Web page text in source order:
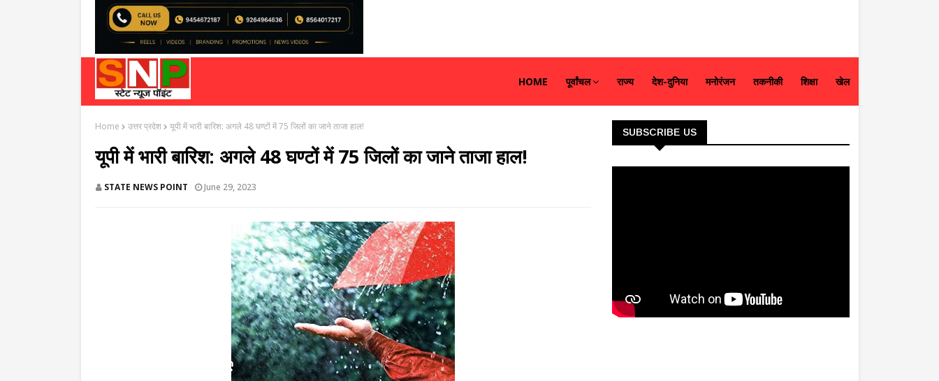
HOME पूर्वांचल राज्य देश-दुनिया मनोरंजन तकनीकी शिक्षा खेल
Home उत्तर प्रदेश यूपी में भारी बारिश: अगले 48 घण्टों में 75 जिलों का जाने ताजा हाल!
यूपी में भारी बारिश: अगले 48 घण्टों में 75 जिलों का जाने ताजा हाल!
STATE NEWS POINT June 29, 2023
SUBSCRIBE US